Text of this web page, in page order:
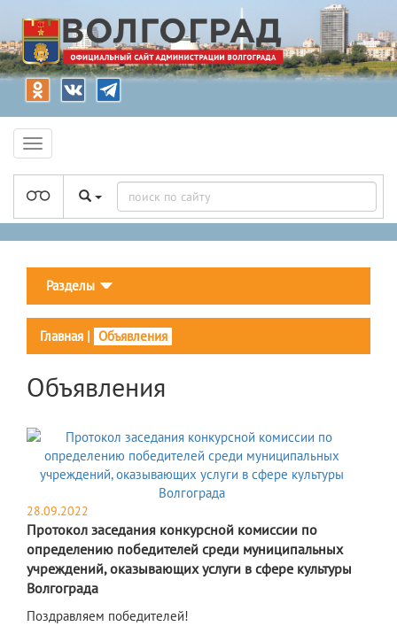
Разделы
Главная | Объявления
Объявления
28.09.2022
Протокол заседания конкурсной комиссии по
определению победителей среди муниципальных
учреждений, оказывающих услуги в сфере культуры
Волгограда
Поздравляем победителей!